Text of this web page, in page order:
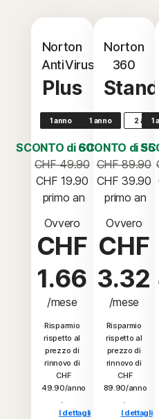
Norton
AntiVirus
Plus
1 anno
SCONTO di 60%*
CHF 49.90
CHF 19.90
primo an
Ovvero
CHF
1.66
/mese
Risparmio
rispetto al
prezzo di
rinnovo di
CHF
49.90/anno
.
I dettagli
Norton
360
1 anno 2 anni
SCONTO di
CHF 89.90
CHF 39.90
primo an
Ovvero
CHF
3.32
/mese
Risparmio
rispetto al
prezzo di
rinnovo di
CHF
89.90/anno
.
I dettagli
1